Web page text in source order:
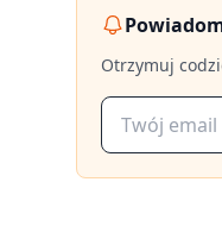
Otrzymuj